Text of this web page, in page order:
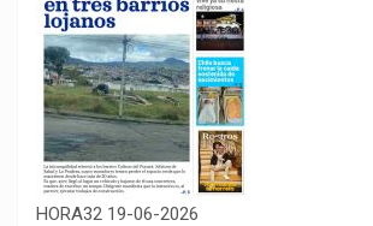
HORA32 19-06-2026